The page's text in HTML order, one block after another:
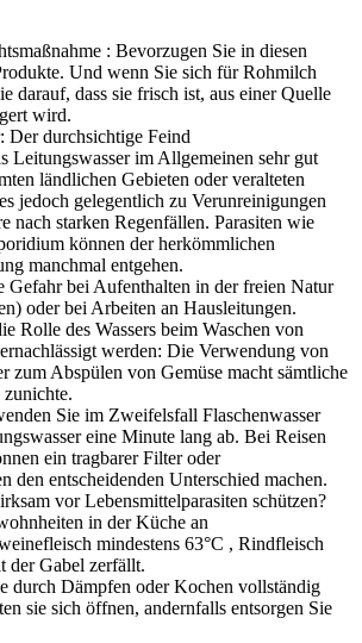
: Bevorzugen Sie in diesen
Und wenn Sie sich für Rohmilch
darauf, dass sie frisch ist, aus einer Quelle
wird.
Der durchsichtige Feind
Leitungswasser im Allgemeinen sehr gut
ländlichen Gebieten oder veralteten
jedoch gelegentlich zu Verunreinigungen
nach starken Regenfällen. Parasiten wie
können der herkömmlichen
manchmal entgehen.
Gefahr bei Aufenthalten in der freien Natur
oder bei Arbeiten an Hausleitungen.
Rolle des Wassers beim Waschen von
werden: Die Verwendung von
zum Abspülen von Gemüse macht sämtliche
Sie im Zweifelsfall Flaschenwasser
eine Minute lang ab. Bei Reisen
ein tragbarer Filter oder
den entscheidenden Unterschied machen.
vor Lebensmittelparasiten schützen?
in der Küche an
mindestens 63°C , Rindfleisch
der Gabel zerfällt.
durch Dämpfen oder Kochen vollständig
sie sich öffnen, andernfalls entsorgen Sie